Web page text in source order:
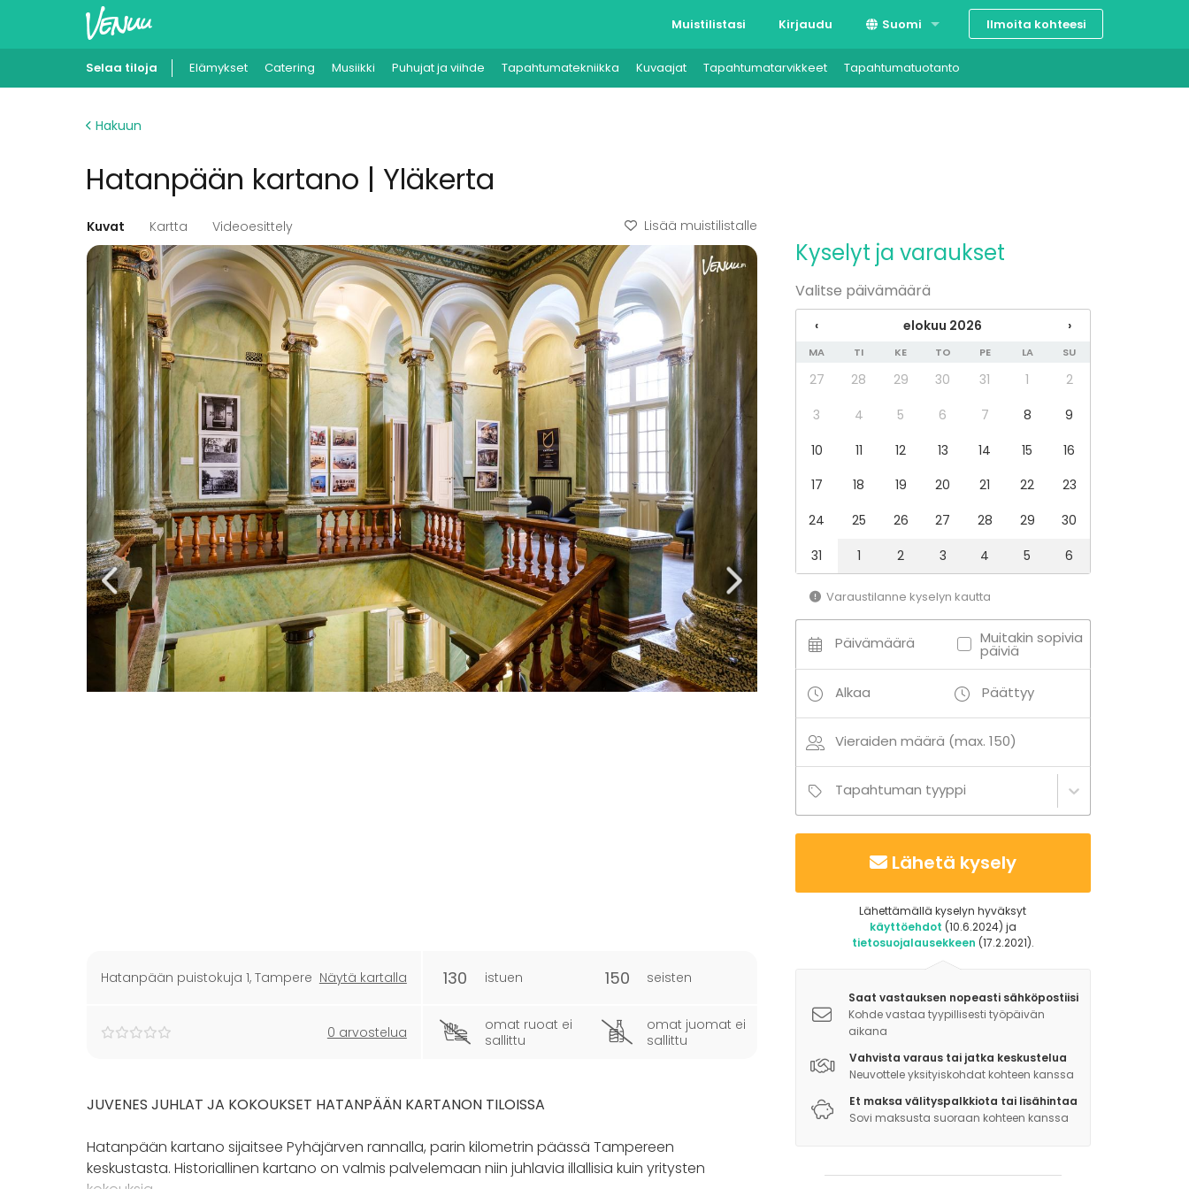
Muistilistasi Kirjaudu Suomi
Svenska
Ilmoita kohteesi
Selaa tiloja Elämykset Catering Musiikki Puhujat ja viihde Tapahtumatekniikka Kuvaajat Tapahtumatarvikkeet Tapahtumatuotanto
Hakuun
Hatanpään kartano | Yläkerta
Kuvat Kartta Videoesittely Lisää muistilistalle
Hatanpään puistokuja 1, Tampere Näytä kartalla
0 arvostelua
130 istuen 150 seisten
omat ruoat ei
sallittu
omat juomat ei
sallittu
JUVENES JUHLAT JA KOKOUKSET HATANPÄÄN KARTANON TILOISSA
Hatanpään kartano sijaitsee Pyhäjärven rannalla, parin kilometrin päässä Tampereen
keskustasta. Historiallinen kartano on valmis palvelemaan niin juhlavia illallisia kuin yritysten
Kyselyt ja varaukset
Valitse päivämäärä
‹ elokuu 2026 ›
MA TI KE TO PE LA SU
27 28 29 30 31 1
2
3
4 5 6 7 8
9
10
11 12 13 14 15
16
17
18 19 20 21 22
23
24
25 26 27 28 29
30
31
1 2 3 4 5 6
Varaustilanne kyselyn kautta
Päivämäärä Muitakin sopivia
päiviä
Alkaa Päättyy
Vieraiden määrä (max. 150)
Tapahtuman tyyppi
Lähetä kysely
Lähettämällä kyselyn hyväksyt
käyttöehdot (10.6.2024) ja
tietosuojalausekkeen (17.2.2021).
Saat vastauksen nopeasti sähköpostiisi
Kohde vastaa tyypillisesti työpäivän
aikana
Vahvista varaus tai jatka keskustelua
Neuvottele yksityiskohdat kohteen kanssa
Et maksa välityspalkkiota tai lisähintaa
Sovi maksusta suoraan kohteen kanssa